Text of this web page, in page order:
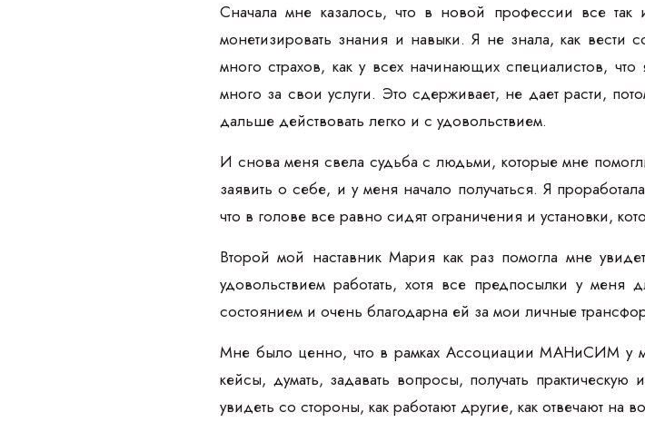
Сначала мне казалось, что в новой профессии все так
монетизировать знания и навыки. Я не знала, как вести
много страхов, как у всех начинающих специалистов,
много за свои услуги. Это сдерживает, не дает расти,
дальше действовать легко и с удовольствием.
И снова меня свела судьба с людьми, которые мне
заявить о себе, и у меня начало получаться. Я
что в голове все равно сидят ограничения и установки,
Второй мой наставник Мария как раз помогла мне
удовольствием работать, хотя все предпосылки у
состоянием и очень благодарна ей за мои личные
Мне было ценно, что в рамках Ассоциации МАНиСИМ у
кейсы, думать, задавать вопросы, получать
увидеть со стороны, как работают другие, как отвечают